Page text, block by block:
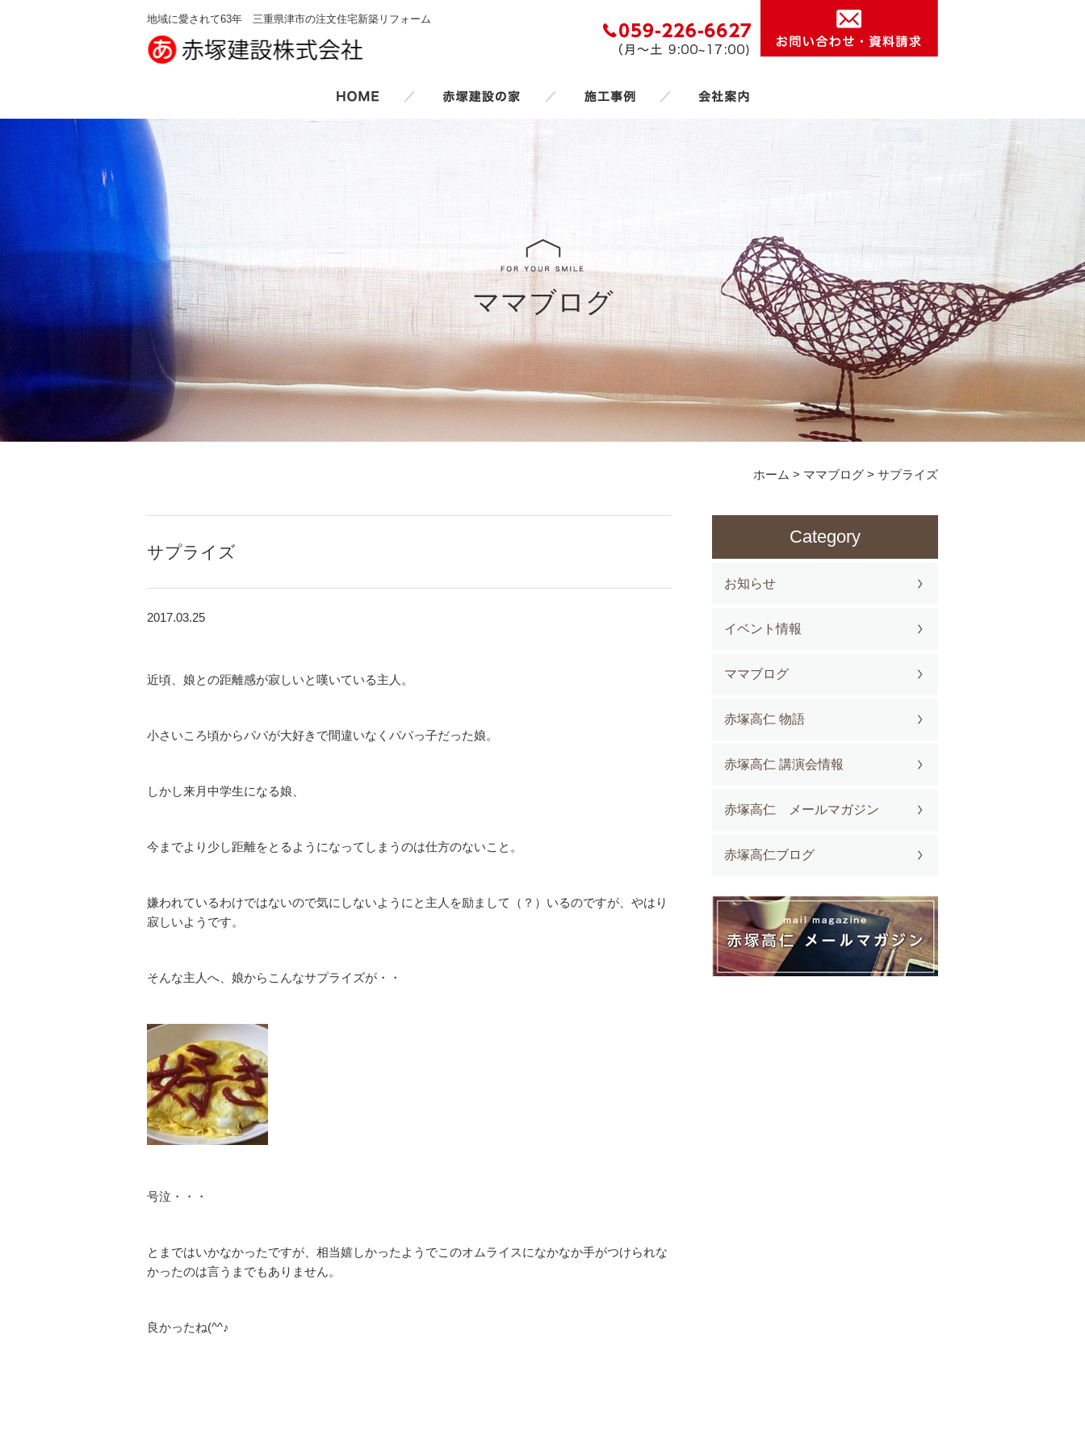
地域に愛されて63年 三重県津市の注文住宅新築リフォーム
／ ／ ／
ママブログ
ホーム > ママブログ > サプライズ
サプライズ
2017.03.25
近頃、娘との距離感が寂しいと嘆いている主人。
小さいころ頃からパパが大好きで間違いなくパパっ子だった娘。
しかし来月中学生になる娘、
今までより少し距離をとるようになってしまうのは仕方のないこと。
嫌われているわけではないので気にしないようにと主人を励まして（？）いるのですが、やはり
寂しいようです。
そんな主人へ、娘からこんなサプライズが・・
号泣・・・
とまではいかなかったですが、相当嬉しかったようでこのオムライスになかなか手がつけられな
かったのは言うまでもありません。
良かったね(^^♪
Category
お知らせ
イベント情報
ママブログ
赤塚高仁 物語
赤塚高仁 講演会情報
赤塚高仁 メールマガジン
赤塚高仁ブログ